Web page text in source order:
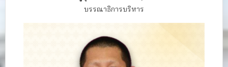
บรรณาธิการบริหาร